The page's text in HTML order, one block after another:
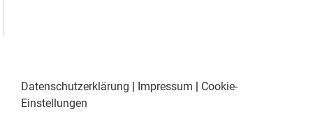
Datenschutzerklärung | Impressum | Cookie-
Einstellungen